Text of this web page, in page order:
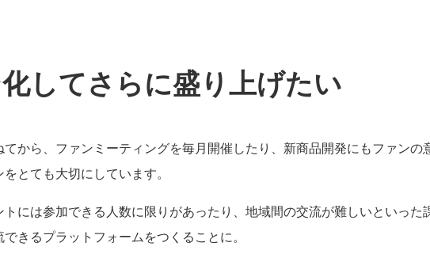
してさらに盛り上げたい
から、ファンミーティングを毎月開催したり、新商品開発にもファン
とても大切にしています。
には参加できる人数に限りがあったり、地域間の交流が難しいといっ
きるプラットフォームをつくることに。